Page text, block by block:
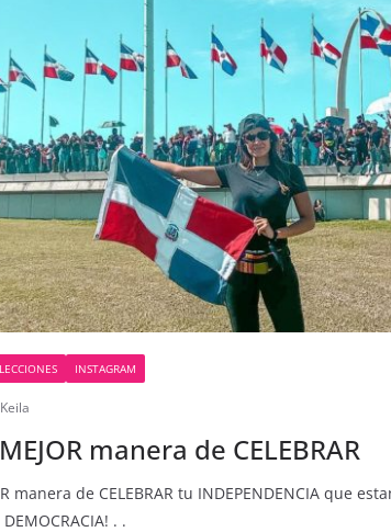
INSTAGRAM
Keila
manera de CELEBRAR
manera de CELEBRAR tu INDEPENDENCIA que
. .